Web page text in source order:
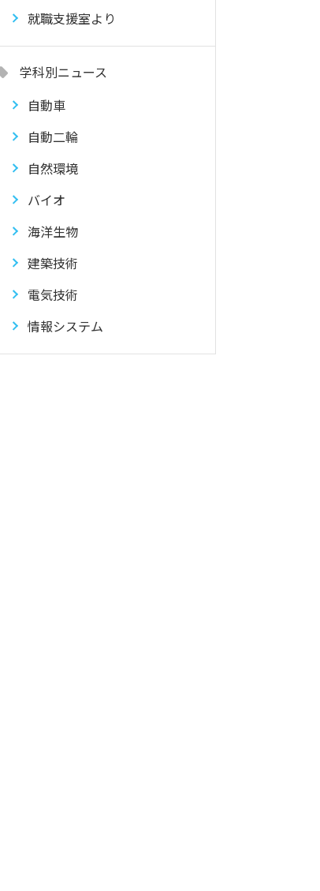
就職支援室より
学科別ニュース
自動車
自動二輪
自然環境
バイオ
海洋生物
建築技術
電気技術
情報システム